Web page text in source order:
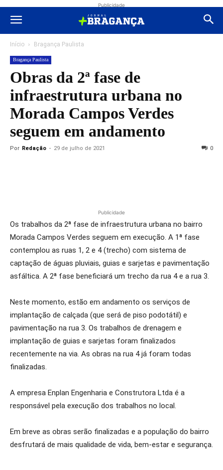
Publicidade
Início Bragança Paulista
Bragança Paulista
Obras da 2ª fase de
infraestrutura urbana no
Morada Campos Verdes
seguem em andamento
Por Redação - 29 de julho de 2021 0
Publicidade
Os trabalhos da 2ª fase de infraestrutura urbana no bairro
Morada Campos Verdes seguem em execução. A 1ª fase
contemplou as ruas 1, 2 e 4 (trecho) com sistema de
captação de águas pluviais, guias e sarjetas e pavimentação
asfáltica. A 2ª fase beneficiará um trecho da rua 4 e a rua 3.
Neste momento, estão em andamento os serviços de
implantação de calçada (que será de piso podotátil) e
pavimentação na rua 3. Os trabalhos de drenagem e
implantação de guias e sarjetas foram finalizados
recentemente na via. As obras na rua 4 já foram todas
finalizadas.
A empresa Enplan Engenharia e Construtora Ltda é a
responsável pela execução dos trabalhos no local.
Em breve as obras serão finalizadas e a população do bairro
desfrutará de mais qualidade de vida, bem-estar e segurança.